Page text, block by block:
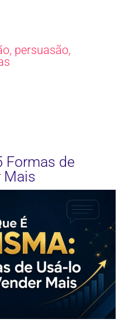
, persuasão,
Formas de
Mais